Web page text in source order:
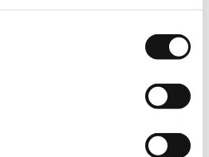
INFINITO SF+F
Eckduschabtrennung mit
Magnetschwebe-Schiebetür.
GEHE ZUM PRODUKT